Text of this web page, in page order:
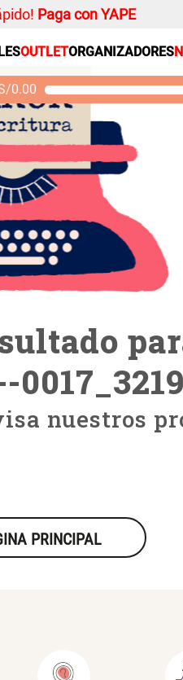
Paga con YAPE
OUTLETORGANIZADORES
0.00
nuestros
PRINCIPAL
Mueble MDF y Madera
Bambú Inodoro con
Puerta 65x28x171 cm
S/ 349.00S/ 261.00